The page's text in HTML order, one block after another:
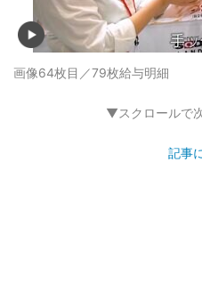
画像64枚目／79枚給与明細
▼スクロールで
記事